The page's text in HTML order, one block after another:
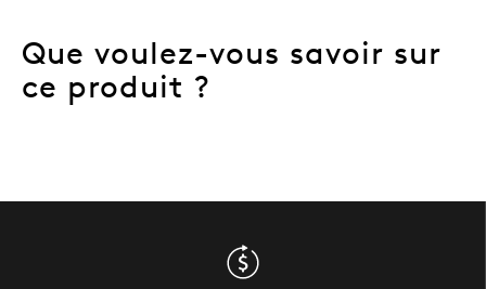
Que voulez-vous savoir sur
ce produit ?